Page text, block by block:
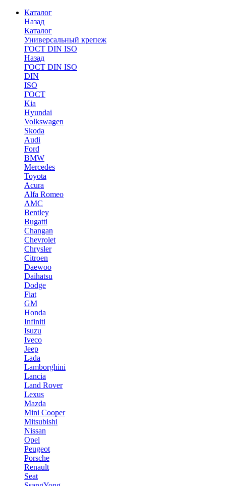
Каталог
Назад
Каталог
Универсальный крепеж
ГОСТ DIN ISO
Назад
ГОСТ DIN ISO
DIN
ISO
ГОСТ
Kia
Hyundai
Volkswagen
Skoda
Audi
Ford
BMW
Mercedes
Toyota
Acura
Alfa Romeo
AMC
Bentley
Bugatti
Changan
Chevrolet
Chrysler
Citroen
Daewoo
Daihatsu
Dodge
Fiat
GM
Honda
Infiniti
Isuzu
Iveco
Jeep
Lada
Lamborghini
Lancia
Land Rover
Lexus
Mazda
Mini Cooper
Mitsubishi
Nissan
Opel
Peugeot
Porsche
Renault
Seat